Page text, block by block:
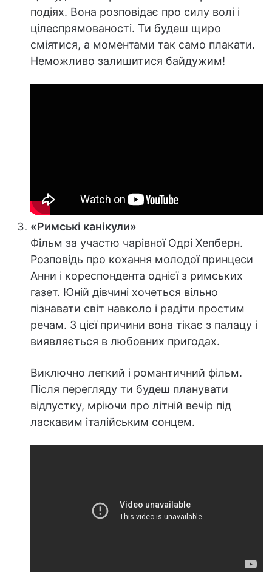
подіях. Вона розповідає про силу волі і
цілеспрямованості. Ти будеш щиро
сміятися, а моментами так само плакати.
Неможливо залишитися байдужим!
«Римські канікули»
Фільм за участю чарівної Одрі Хепберн.
Розповідь про кохання молодої принцеси
Анни і кореспондента однієї з римських
газет. Юній дівчині хочеться вільно
пізнавати світ навколо і радіти простим
речам. З цієї причини вона тікає з палацу і
виявляється в любовних пригодах.
Виключно легкий і романтичний фільм.
Після перегляду ти будеш планувати
відпустку, мріючи про літній вечір під
ласкавим італійським сонцем.